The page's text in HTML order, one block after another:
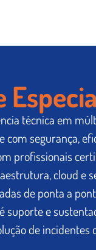
técnica em
com segurança,
profissionais
cloud e
de ponta a
suporte e
de incidentes